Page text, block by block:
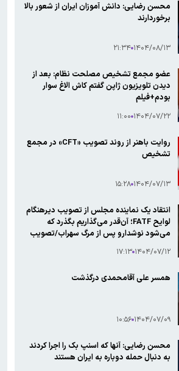
محسن رضایی: دانش آموزان ایران از شعور بالا
برخوردارند
۱۴۰۴/۰۸/۱۳ ۲۱:۳۴
عضو مجمع تشخیص مصلحت نظام: بعد از
دیدن تلویزیون ژاپن گفتم کاش الاغ سوار
بودم+فیلم
۱۴۰۴/۰۷/۲۲ ۱۱:۰۰
روایت باهنر از روند تصویب «CFT» در مجمع
تشخیص
۱۴۰۴/۰۷/۱۳ ۱۵:۲۸
انتقاد یک نماینده مجلس از تصویب دیرهنگام
لوایح FATF؛ آن‌قدر می‌گذاریم بگذرد که
می‌شود نوشدارو پس از مرگ سهراب/تصویب
۱۴۰۴/۰۷/۱۲ ۱۷:۱۳
همسر علی آقامحمدی درگذشت
۱۴۰۴/۰۷/۰۹ ۱۰:۵۶
محسن رضایی: آنها که اسنپ بک را اجرا کردند
به دنبال حمله دوباره به ایران هستند